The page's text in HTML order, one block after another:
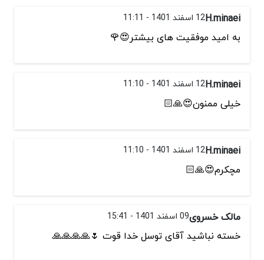
H.minaei12 اسفند 1401 - 11:11
به امید موفقیت های بیشتر😍🌹
H.minaei12 اسفند 1401 - 11:10
خیلی ممنون😍🙏🏻
H.minaei12 اسفند 1401 - 11:10
مچکرم😍🙏🏻
مالک خسروی09 اسفند 1401 - 15:41
خسته نباشید آقای توسل خدا قوت 🌷🙏🙏🙏🙏